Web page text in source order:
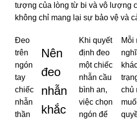
tượng của lòng từ bi và vô lượng
không chỉ mang lại sự bảo vệ và
Đeo
trên
ngón
tay
chiếc
nhẫn
thần
Nên
đeo
nhẫn
khắc
Khi quyết
định đeo
một chiếc
nhẫn cầu
bình an,
việc chọn
ngón để
Mỗi
chủ